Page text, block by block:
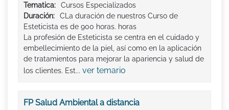
Tematica:
Cursos Especializados
Duración:
CLa duración de nuestros Curso de
Esteticista es de 900 horas. horas
La profesión de Esteticista se centra en el cuidado y
embellecimiento de la piel, así como en la aplicación
de tratamientos para mejorar la apariencia y salud de
los clientes. Est... ver temario
FP Salud Ambiental a distancia